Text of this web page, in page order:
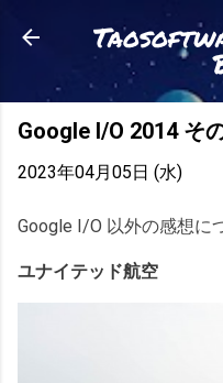
スキップしてメ
Google I/O 2014 そ
2023年04月05日 (水)
Google I/O 以外の感想に
ユナイテッド航空